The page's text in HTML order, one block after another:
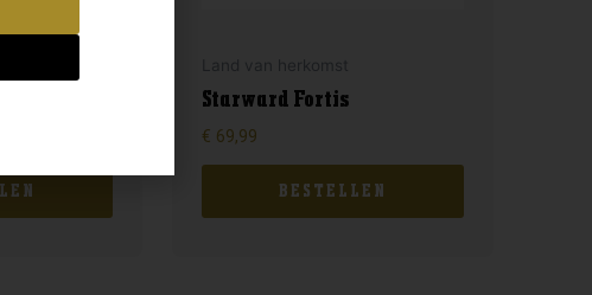
Starward Fortis
€ 69,99
BESTELLEN